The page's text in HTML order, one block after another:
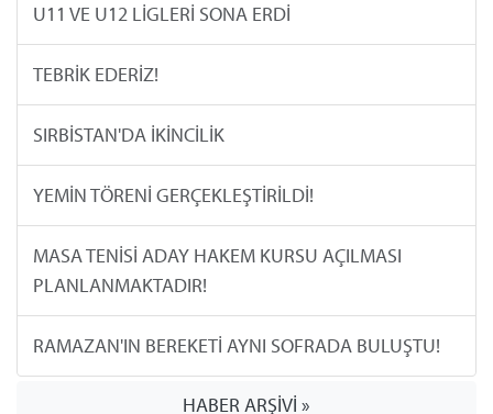
U11 VE U12 LİGLERİ SONA ERDİ
TEBRİK EDERİZ!
SIRBİSTAN'DA İKİNCİLİK
YEMİN TÖRENİ GERÇEKLEŞTİRİLDİ!
MASA TENİSİ ADAY HAKEM KURSU AÇILMASI
PLANLANMAKTADIR!
RAMAZAN'IN BEREKETİ AYNI SOFRADA BULUŞTU!
HABER ARŞİVİ »